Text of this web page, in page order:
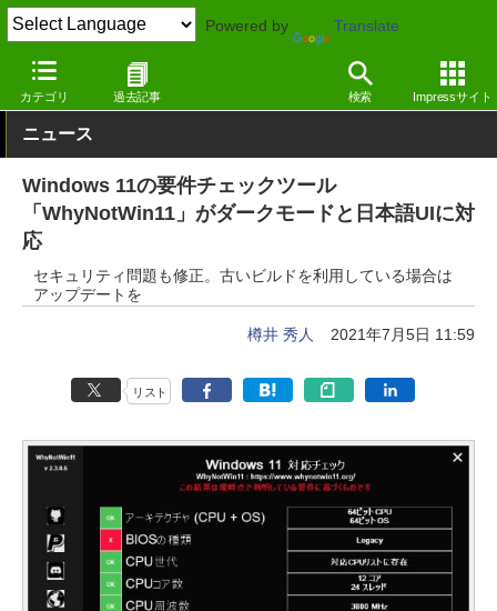
Powered by Translate
カテゴリ 過去記事 検索 Impressサイト
窓の杜 システム・ファイル Windows
ニュース
Windows 11の要件チェックツール
「WhyNotWin11」がダークモードと日本語UIに対
応
セキュリティ問題も修正。古いビルドを利用している場合は
アップデートを
樽井 秀人 2021年7月5日 11:59
リスト